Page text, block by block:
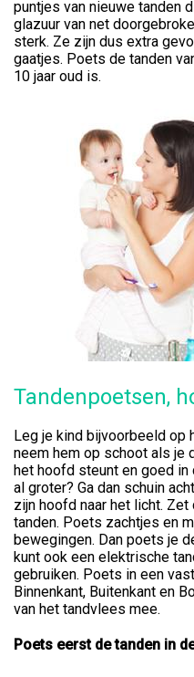
puntjes van nieuwe tanden
glazuur van net
sterk. Ze zijn dus extra
gaatjes. Poets de tanden
10 jaar oud is.
Tandenpoetsen,
Leg je kind bijvoorbeeld op
neem hem op schoot als je
het hoofd steunt en goed in
al groter? Ga dan schuin
zijn hoofd naar het licht.
tanden. Poets zachtjes en
bewegingen. Dan poets je
kunt ook een elektrische
gebruiken. Poets in een
Binnenkant, Buitenkant en
van het tandvlees mee.
Poets eerst de tanden in